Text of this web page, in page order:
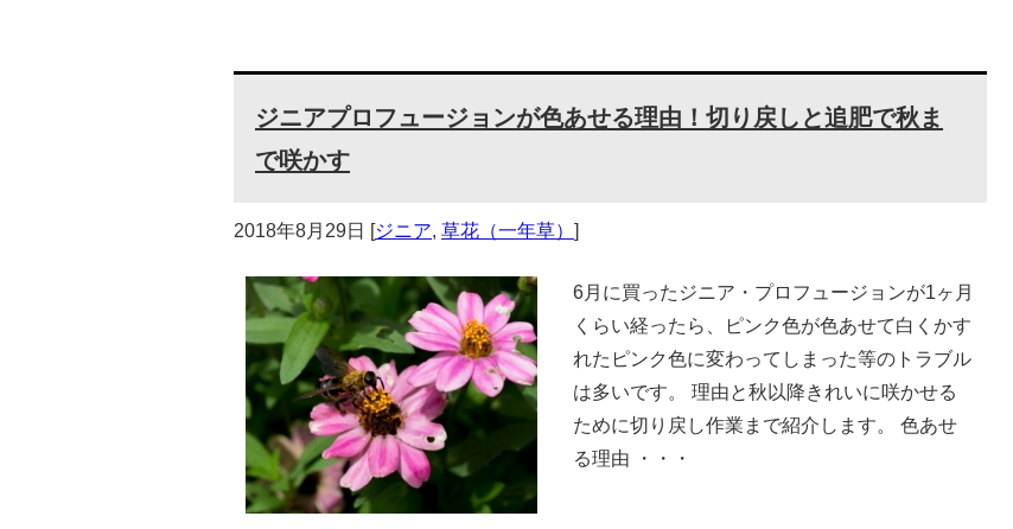
ジニアプロフュージョンが色あせる理由！切り戻しと追肥で秋ま
で咲かす
2018年8月29日 [ジニア, 草花（一年草） ]
6月に買ったジニア・プロフュージョンが1ヶ月
くらい経ったら、ピンク色が色あせて白くかす
れたピンク色に変わってしまった等のトラブル
は多いです。 理由と秋以降きれいに咲かせる
ために切り戻し作業まで紹介します。 色あせ
る理由 ・・・